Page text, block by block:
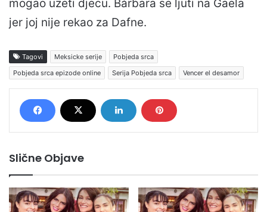
mogao uzeti djecu. Bárbara se ljuti na Gaela
jer joj nije rekao za Dafne.
Tagovi Meksicke serije
Pobjeda srca
Pobjeda srca epizode online
Serija Pobjeda srca Vencer el desamor
Slične Objave